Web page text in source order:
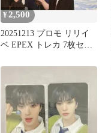
¥2,500
20251213 プロモ リリイ
ベ EPEX トレカ 7枚セッ